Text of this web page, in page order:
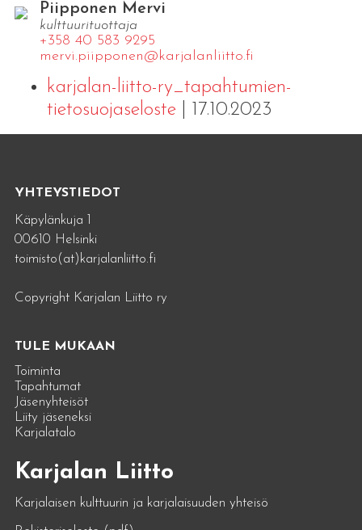
Piipponen Mervi
kulttuurituottaja
+358 40 583 9295
mervi.​piipponen@​kar​jala​nlii​tto.​fi
karjalan-liitto-ry_tapahtumien-
tietosuojaseloste| 17.10.2023
YHTEYSTIEDOT
Käpylänkuja 1
00610 Helsinki
toimisto(at)karjalanliitto.fi
Copyright Karjalan Liitto ry
TULE MUKAAN
Toiminta
Tapahtumat
Jäsenyhteisöt
Liity jäseneksi
Karjalatalo
Karjalan Liitto
Karjalaisen kulttuurin ja karjalaisuuden yhteisö